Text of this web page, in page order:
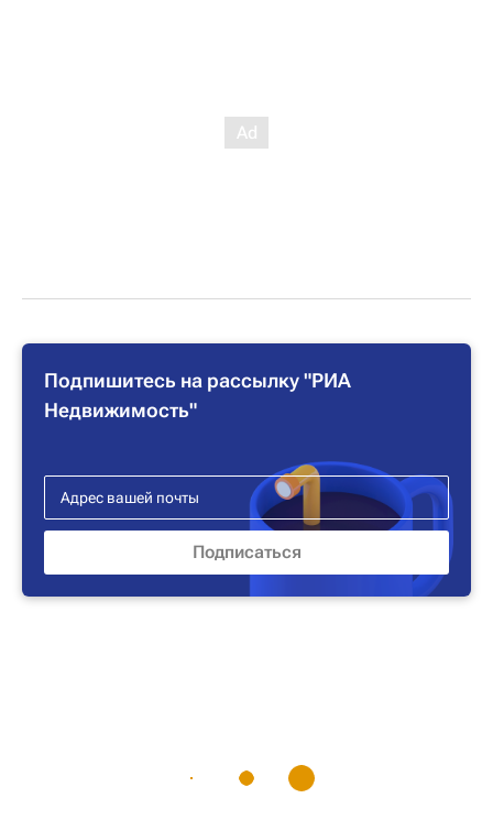
Подпишитесь на рассылку "РИА
Недвижимость"